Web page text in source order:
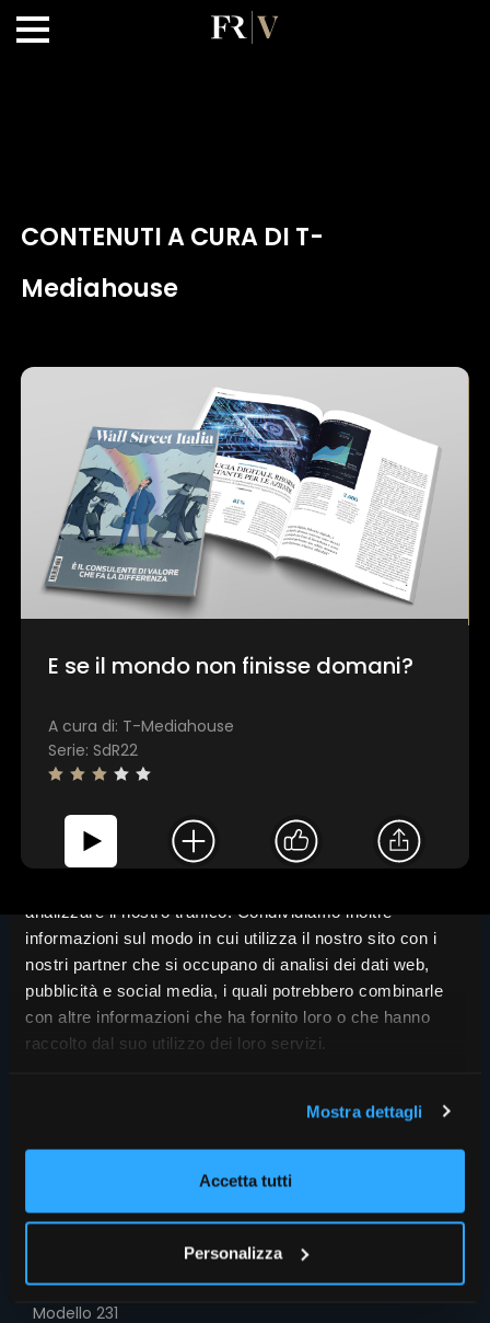
Questo sito web utilizza i cookie
Utilizziamo i cookie per personalizzare contenuti ed
analizzare il nostro traffico. Condividiamo inoltre
informazioni sul modo in cui utilizza il nostro sito con i
nostri partner che si occupano di analisi dei dati web,
pubblicità e social media, i quali potrebbero combinarle
con altre informazioni che ha fornito loro o che hanno
raccolto dal suo utilizzo dei loro servizi.
Mostra dettagli
Accetta tutti
Personalizza
CONTENUTI A CURA DI T-
Mediahouse
E se il mondo non finisse domani?
A cura di: T-Mediahouse
Serie: SdR22
×
5 stars
4 stars
3 stars
2 stars
1 star
Invia
INFO
Le firme di FR
Cookies
Modello 231
SEZIONI
FocusRisparmio
Salone del Risparmio
Assogestioni